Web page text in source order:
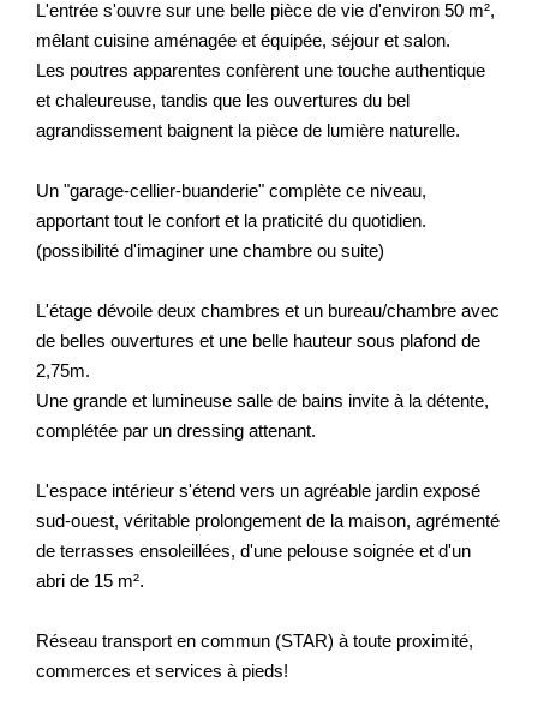
L'entrée s'ouvre sur une belle pièce de vie d'environ 50 m²,
mêlant cuisine aménagée et équipée, séjour et salon.
Les poutres apparentes confèrent une touche authentique
et chaleureuse, tandis que les ouvertures du bel
agrandissement baignent la pièce de lumière naturelle.
Un "garage-cellier-buanderie" complète ce niveau,
apportant tout le confort et la praticité du quotidien.
(possibilité d'imaginer une chambre ou suite)
L'étage dévoile deux chambres et un bureau/chambre avec
de belles ouvertures et une belle hauteur sous plafond de
2,75m.
Une grande et lumineuse salle de bains invite à la détente,
complétée par un dressing attenant.
L'espace intérieur s'étend vers un agréable jardin exposé
sud-ouest, véritable prolongement de la maison, agrémenté
de terrasses ensoleillées, d'une pelouse soignée et d'un
abri de 15 m².
Réseau transport en commun (STAR) à toute proximité,
commerces et services à pieds!